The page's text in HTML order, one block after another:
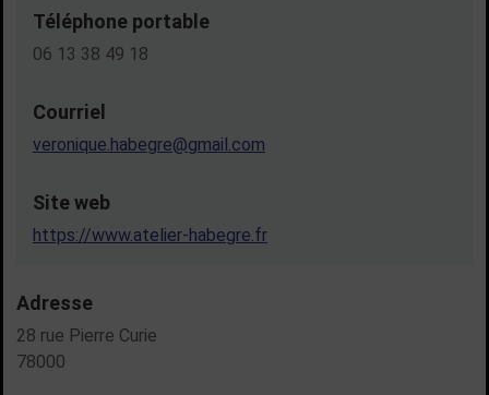
Adresse
28 rue Pierre Curie
78000
Téléphone portable
06 13 38 49 18
Courriel
veronique.habegre@gmail.com
Site web
https://www.atelier-habegre.fr